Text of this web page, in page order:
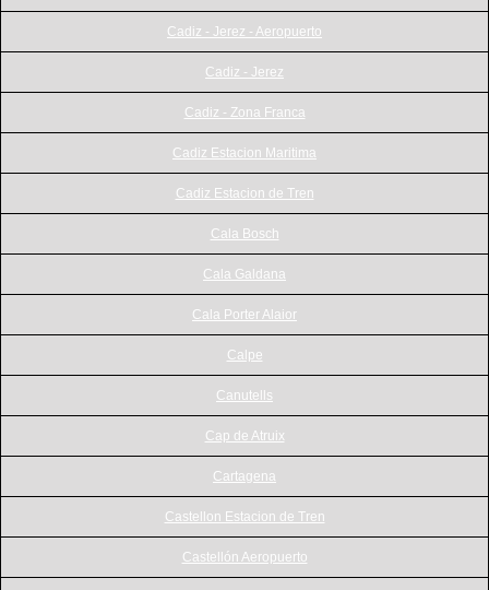
Cadiz - Jerez - Aeropuerto
Cadiz - Jerez
Cadiz - Zona Franca
Cadiz Estacion Maritima
Cadiz Estacion de Tren
Cala Bosch
Cala Galdana
Cala Porter Alaior
Calpe
Canutells
Cap de Atruix
Cartagena
Castellon Estacion de Tren
Castellón Aeropuerto